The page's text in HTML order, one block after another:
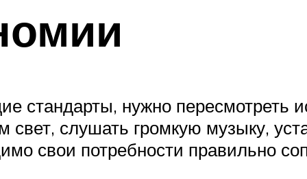
стандарты, нужно пересмотреть
свет, слушать громкую музыку,
свои потребности правильно